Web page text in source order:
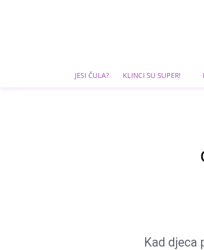
JESI ČULA? KLINCI SU SUPER!
Kad djeca